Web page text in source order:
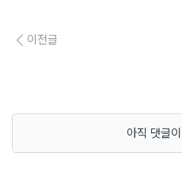
이전글
아직 댓글